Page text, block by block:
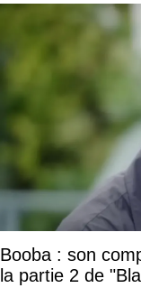
Booba : son
la partie 2 de